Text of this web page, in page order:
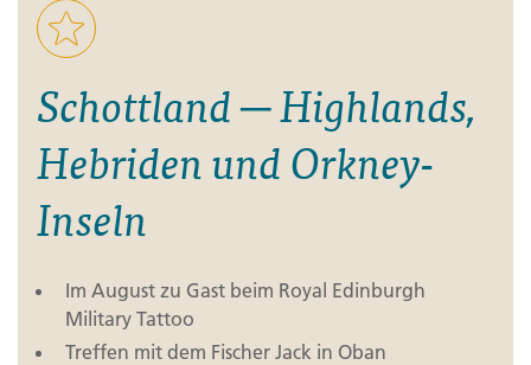
Schottland ─ Highlands,
Hebriden und Orkney-
Inseln
Im August zu Gast beim Royal Edinburgh
Military Tattoo
Treffen mit dem Fischer Jack in Oban